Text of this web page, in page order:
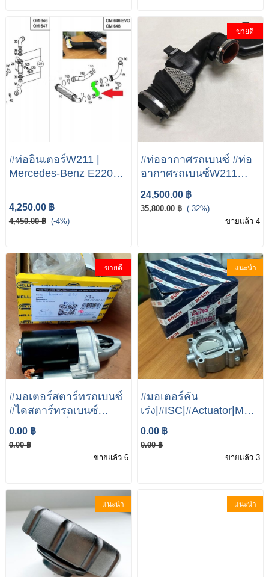
#ท่ออินเตอร์W211 |
Mercedes-Benz E220
4,250.00 ฿
4,450.00 ฿ (-4%)
ขายดี
#ท่ออากาศรถเบนซ์ #ท่อ
อากาศรถเบนซ์W211
#ท่ออากาศรถเบนซ์W164
#ท่ออากาศรถเบนซ์W221
A6420908237 For
Duct with Dual Mass
Sensor
24,500.00 ฿
35,800.00 ฿ (-32%)
ขายแล้ว 4
ขายดี
#มอเตอร์สตาร์ทรถเบนซ์
#ไดสตาร์ทรถเบนซ์
#starter (เครื่อง เบนซิน
M271) W203 W204
W211 W212NGT R171
981
0.00 ฿
0.00 ฿
ขายแล้ว 6
แนะนำ
#มอเตอร์คัน
เร่ง
benz W211 W203 W209
| #M271 Engine A111
098 00 50
0.00 ฿
0.00 ฿
ขายแล้ว 3
แนะนำ แนะนำ